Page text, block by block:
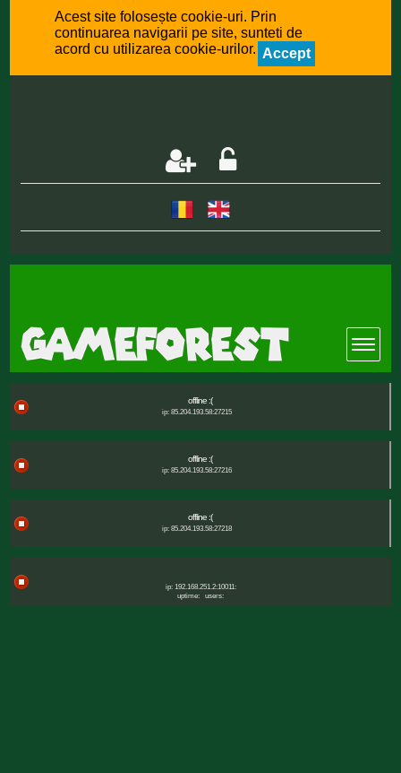
Acest site folosește cookie-uri. Prin
continuarea navigarii pe site, sunteti de
acord cu utilizarea cookie-urilor. Accept
offline :(
ip: 85.204.193.58:27215
offline :(
ip: 85.204.193.58:27216
offline :(
ip: 85.204.193.58:27218
ip: 192.168.251.2:10011:
uptime:
users: